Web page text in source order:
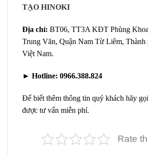
TẠO HINOKI
Địa chỉ: BT06, TT3A KĐT Phùng
Trung Văn, Quận Nam Từ Liêm, Thành
Việt Nam.
► Hotline: 0966.388.824
Để biết thêm thông tin quý khách hãy
được tư vấn miễn phí.
Rate